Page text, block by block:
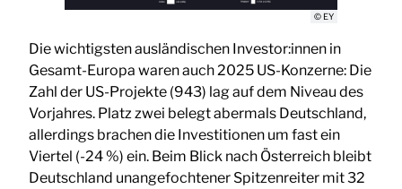
© EY
Die wichtigsten ausländischen Investor:innen in
Gesamt-Europa waren auch 2025 US-Konzerne: Die
Zahl der US-Projekte (943) lag auf dem Niveau des
Vorjahres. Platz zwei belegt abermals Deutschland,
allerdings brachen die Investitionen um fast ein
Viertel (-24 %) ein. Beim Blick nach Österreich bleibt
Deutschland unangefochtener Spitzenreiter mit 32